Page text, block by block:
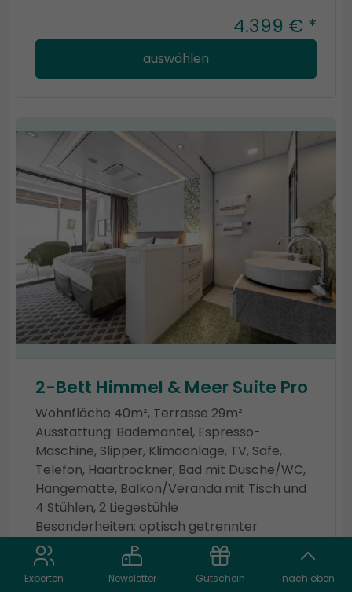
4.399 € *
auswählen
2-Bett Himmel & Meer Suite Pro
Wohnfläche 40m², Terrasse 29m²
Ausstattung: Bademantel, Espresso-
Maschine, Slipper, Klimaanlage, TV, Safe,
Telefon, Haartrockner, Bad mit Dusche/WC,
Hängematte, Balkon/Veranda mit Tisch und
4 Stühlen, 2 Liegestühle
Besonderheiten: optisch getrennter
Wohnraum, Sitz- und Couchecke,
Dachterrasse teilweise mit Sonnenschutz
Zusatzleistungen: Spielekonsole, kostenfreier
Experten Newsletter Gutschein nach oben